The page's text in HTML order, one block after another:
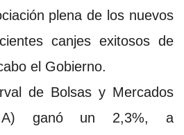
plena de los nuevos
canjes exitosos de
el Gobierno.
de Bolsas y Mercados
ganó un 2,3%, a